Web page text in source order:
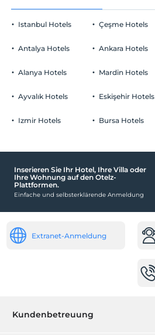
Istanbul Hotels
Antalya Hotels
Alanya Hotels
Ayvalık Hotels
Izmir Hotels
Çeşme Hotels
Ankara Hotels
Mardin Hotels
Eskişehir Hotels
Bursa Hotels
Inserieren Sie Ihr Hotel, Ihre Villa oder
Ihre Wohnung auf den Otelz-
Plattformen.
Einfache und selbsterklärende Anmeldung
Extranet-Anmeldung
Kundenbetreuung